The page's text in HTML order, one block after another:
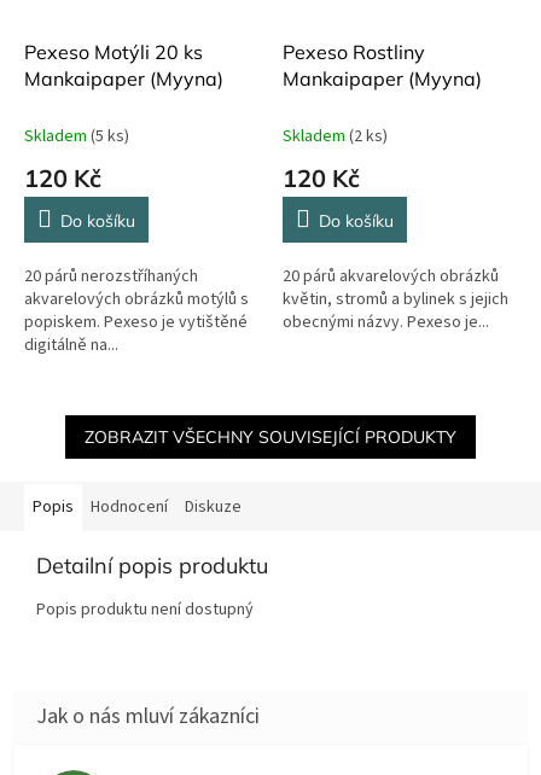
Pexeso Motýli 20 ks
Mankaipaper (Myyna)
Skladem (5 ks)
120 Kč
Do košíku
20 párů nerozstříhaných
akvarelových obrázků motýlů s
popiskem. Pexeso je vytištěné
digitálně na...
Pexeso Rostliny
Mankaipaper (Myyna)
Skladem (2 ks)
120 Kč
Do košíku
20 párů akvarelových obrázků
květin, stromů a bylinek s jejich
obecnými názvy. Pexeso je...
ZOBRAZIT VŠECHNY SOUVISEJÍCÍ PRODUKTY
Popis Hodnocení Diskuze
Detailní popis produktu
Popis produktu není dostupný